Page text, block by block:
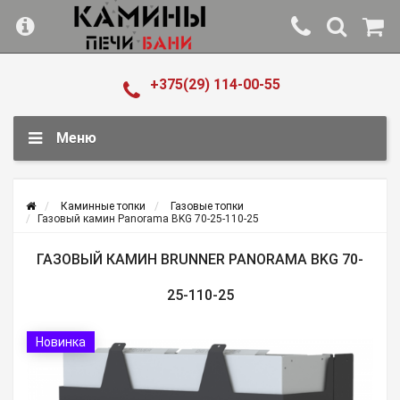
+375(29) 114-00-55
Меню
Каминные топки
Газовые топки
Газовый камин Panorama BKG 70-25-110-25
ГАЗОВЫЙ КАМИН BRUNNER PANORAMA BKG 70-
25-110-25
Новинка